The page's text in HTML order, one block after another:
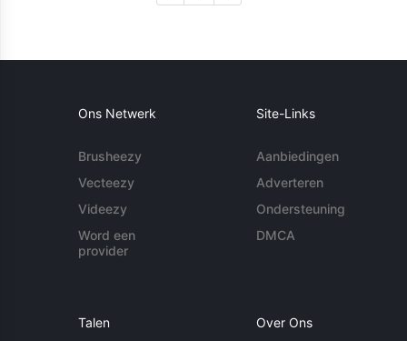
Ons Netwerk
Brusheezy
Vecteezy
Videezy
Word een
provider
Site-Links
Aanbiedingen
Adverteren
Ondersteuning
DMCA
Talen Over Ons